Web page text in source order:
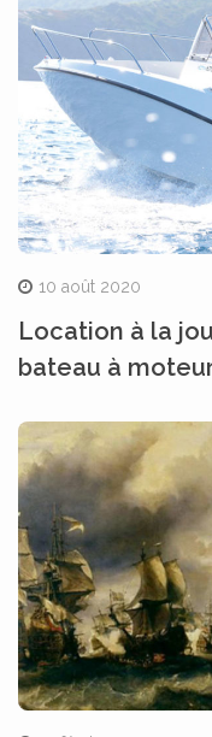
10 août 2020
Location à la
bateau à